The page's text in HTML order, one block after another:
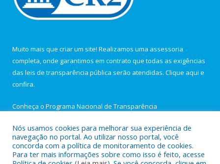
Muito mais que criar um site! Realizamos uma assessoria
completa, onde garantimos em contrato que todas as exigências
das leis de transparência pública serão atendidas. Clique aqui e
confira.
Conheça o Programa Nacional de Transparência
Todos os direitos reservados a Câmara Municipal de Igarapé-
Nós usamos cookies para melhorar sua experiência de
navegação no portal. Ao utilizar nosso portal, você
concorda com a política de monitoramento de cookies.
Para ter mais informações sobre como isso é feito, acesse